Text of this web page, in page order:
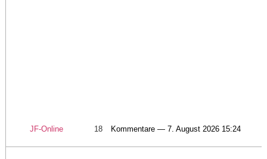
JF-Online 18 Kommentare — 7. August 2026 15:24